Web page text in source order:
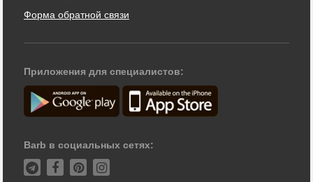
Форма обратной связи
Приложения для специалистов:
Barb в социальных сетях: